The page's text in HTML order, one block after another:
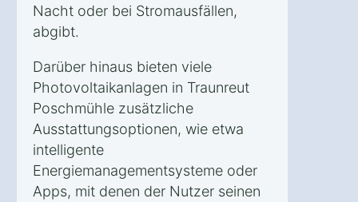
Nacht oder bei Stromausfällen,
abgibt.
Darüber hinaus bieten viele
Photovoltaikanlagen in Traunreut
Poschmühle zusätzliche
Ausstattungsoptionen, wie etwa
intelligente
Energiemanagementsysteme oder
Apps, mit denen der Nutzer seinen